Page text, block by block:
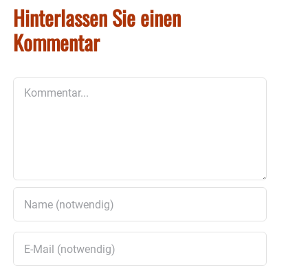
Hinterlassen Sie einen
Kommentar